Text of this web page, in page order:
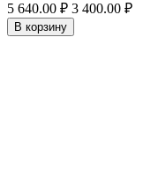
5 640.00 ₽ 3 400.00 ₽
В корзину